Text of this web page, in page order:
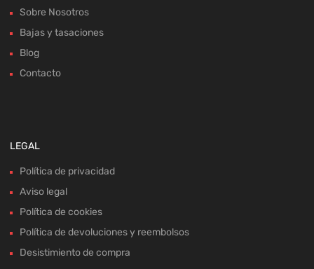
Sobre Nosotros
Bajas y tasaciones
Blog
Contacto
LEGAL
Política de privacidad
Aviso legal
Política de cookies
Política de devoluciones y reembolsos
Desistimiento de compra